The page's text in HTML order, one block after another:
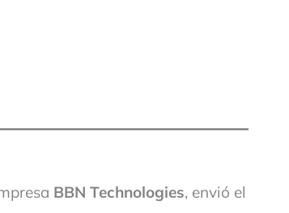
BBN Technologies, envió el